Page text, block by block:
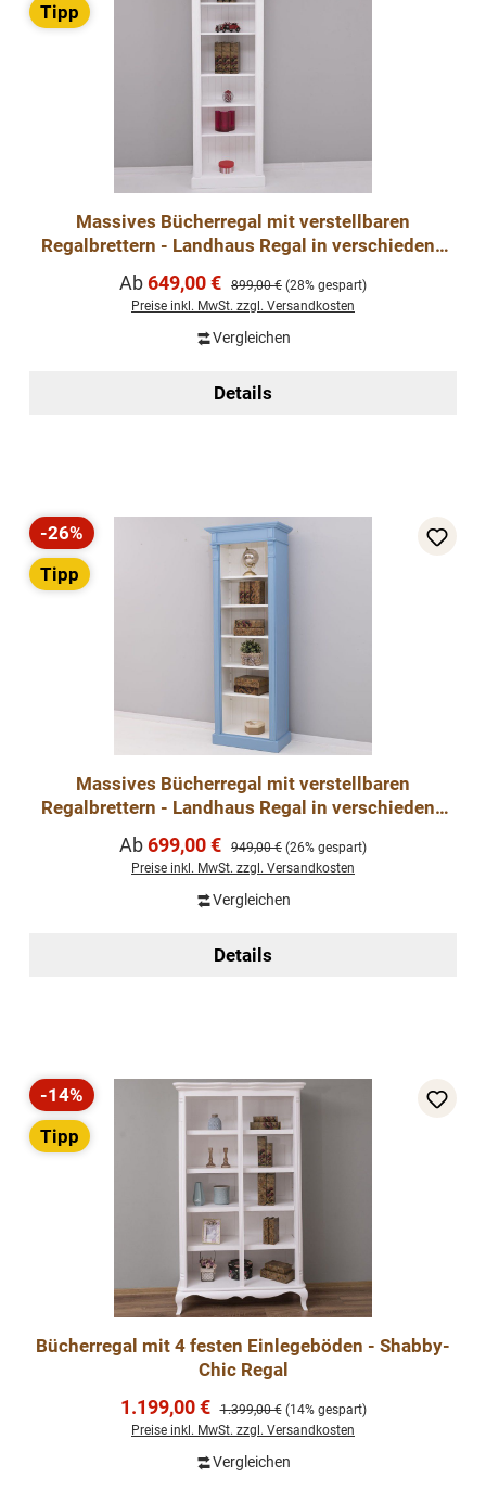
Tipp
Massives Bücherregal mit verstellbaren
Regalbrettern - Landhaus Regal in verschiedene
Verkaufspreis:
Ab649,00 € Regulärer Preis:
899,00 € (28% gespart)
Preise inkl. MwSt. zzgl. Versandkosten
Vergleichen
Details
Rabatt
-26%
Tipp
Massives Bücherregal mit verstellbaren
Regalbrettern - Landhaus Regal in verschiedene
Verkaufspreis:
Ab699,00 € Regulärer Preis:
949,00 € (26% gespart)
Preise inkl. MwSt. zzgl. Versandkosten
Vergleichen
Details
Rabatt
-14%
Tipp
Bücherregal mit 4 festen Einlegeböden - Shabby-
Chic Regal
Verkaufspreis:
1.199,00 € Regulärer Preis:
1.399,00 € (14% gespart)
Preise inkl. MwSt. zzgl. Versandkosten
Vergleichen